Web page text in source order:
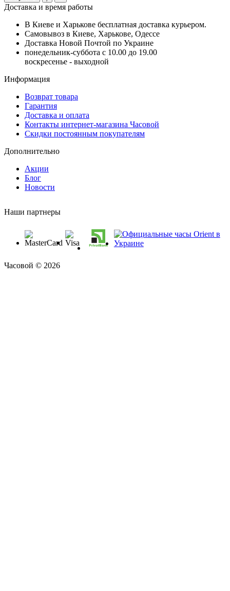
Доставка и время работы
В Киеве и Харькове бесплатная доставка курьером.
Самовывоз в Киеве, Харькове, Одессе
Доставка Новой Почтой по Украине
понедельник-суббота с 10.00 до 19.00
воскресенье - выходной
Информация
Возврат товара
Гарантия
Доставка и оплата
Контакты интернет-магазина Часовой
Скидки постоянным покупателям
Дополнительно
Акции
Блог
Новости
Наши партнеры
Часовой © 2026